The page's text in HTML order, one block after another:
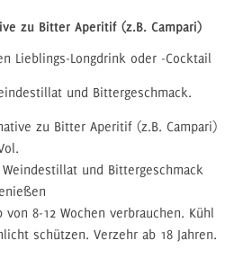
zu Bitter Aperitif (z.B. Campari)
Lieblings-Longdrink oder -Cocktail
und Bittergeschmack.
zu Bitter Aperitif (z.B. Campari)
und Bittergeschmack
8-12 Wochen verbrauchen. Kühl
schützen. Verzehr ab 18 Jahren.